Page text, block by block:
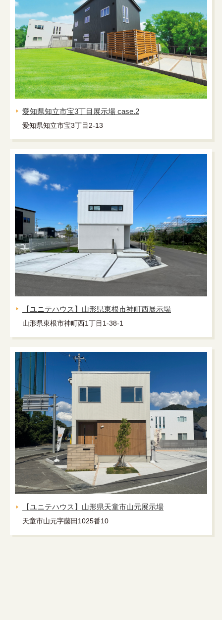
愛知県知立市宝3丁目展示場 case.2
愛知県知立市宝3丁目2-13
【ユニテハウス】山形県東根市神町西展示場
山形県東根市神町西1丁目1-38-1
【ユニテハウス】山形県天童市山元展示場
天童市山元字藤田1025番10